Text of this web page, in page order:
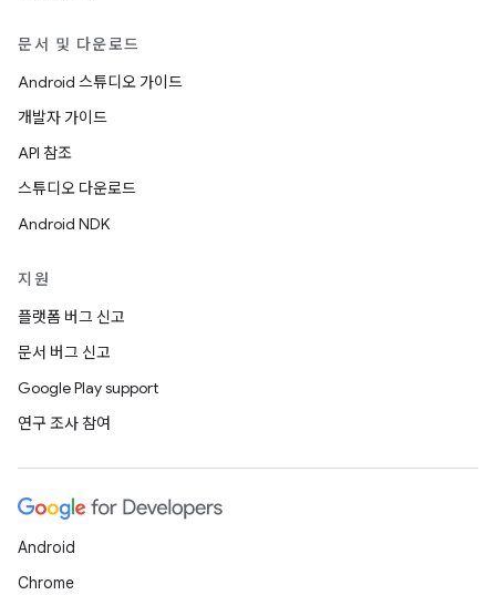
문서 및 다운로드
Android 스튜디오 가이드
개발자 가이드
API 참조
스튜디오 다운로드
Android NDK
지원
플랫폼 버그 신고
문서 버그 신고
Google Play support
연구 조사 참여
Android
Chrome